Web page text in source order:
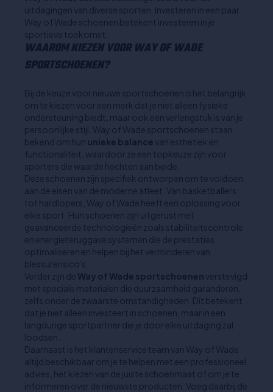
uitdagingen van diverse sporten. Investeren in een paar
Way of Wade schoenen betekent investeren in je
sportieve toekomst.
WAAROM KIEZEN VOOR WAY OF WADE
SPORTSCHOENEN?
Bij de keuze voor nieuwe sportschoenen is het belangrijk
om te kiezen voor een merk dat je niet alleen fysieke
ondersteuning biedt, maar ook een verlengstuk is van je
persoonlijke stijl. Way of Wade sportschoenen staan
bekend om hun unieke balance van esthetiek en
functionaliteit, waardoor ze een topkeuze zijn voor
sporters die waarde hechten aan beide.
Deze schoenen zijn specifiek ontworpen om te voldoen
aan de eisen van de moderne atleet. Van basketballers
tot hardlopers, Way of Wade heeft een oplossing voor
elke sport. Hun schoenen zijn uitgerust met
geavanceerde technologieën zoals stabiliteitscontrole
en energieteruggave systemen die de prestaties
optimaliseren en helpen bij het verminderen van
blessurerisico's.
Verder zijn de Way of Wade sportschoenen verstevigd
met speciale materialen die duurzaamheid garanderen,
zelfs onder de zwaarste omstandigheden. Dit betekent
dat je niet alleen investeert in schoenen, maar in een
langdurige sportpartner die je door elke uitdaging zal
loodsen.
Daarnaast is het klantenservice team van Way of Wade
altijd beschikbaar om je te helpen met een professioneel
advies, het kiezen van de juiste schoenmaat of om je te
informeren over de nieuwste producten. Voeg daarbij de